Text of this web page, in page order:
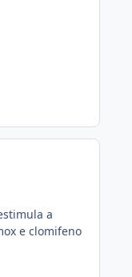
a
e clomifeno